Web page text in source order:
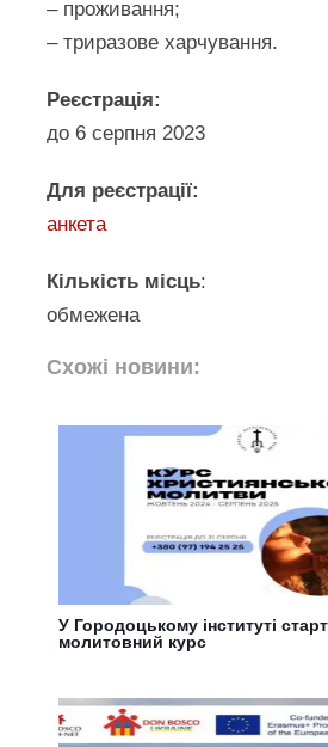
– проживання;
– триразове харчування.
Реєстрація:
до 6 серпня 2023
Для реєстрації:
анкета
Кількість місць:
обмежена
Схожі новини:
У Городоцькому інституті
молитовний курс